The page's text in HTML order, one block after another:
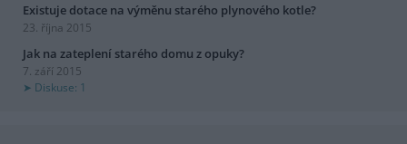
Existuje dotace na výměnu starého plynového kotle?
23. října 2015
Jak na zateplení starého domu z opuky?
7. září 2015
Diskuse: 1